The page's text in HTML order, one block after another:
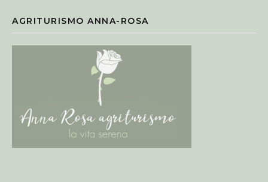
AGRITURISMO ANNA-ROSA